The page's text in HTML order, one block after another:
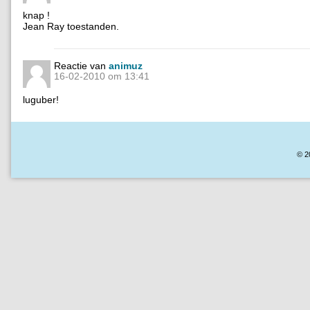
knap !
Jean Ray toestanden.
Reactie van animuz
16-02-2010 om 13:41
luguber!
©